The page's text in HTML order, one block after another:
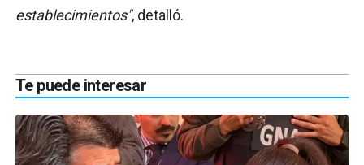
establecimientos", detalló.
Te puede interesar